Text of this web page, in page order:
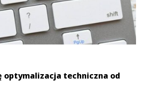
optymalizacja techniczna od